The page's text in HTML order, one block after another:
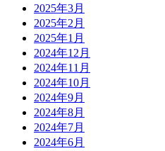
2025年3月
2025年2月
2025年1月
2024年12月
2024年11月
2024年10月
2024年9月
2024年8月
2024年7月
2024年6月